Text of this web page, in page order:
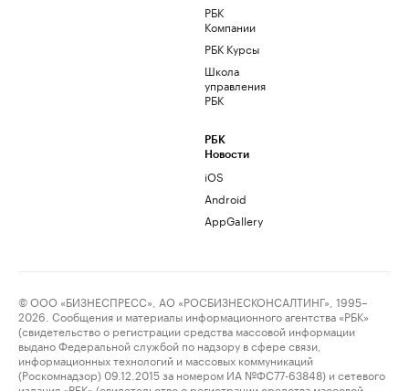
РБК
Компании
РБК Курсы
Школа
управления
РБК
РБК
Новости
iOS
Android
AppGallery
© ООО «БИЗНЕСПРЕСС», АО «РОСБИЗНЕСКОНСАЛТИНГ», 1995–
2026. Сообщения и материалы информационного агентства «РБК»
(свидетельство о регистрации средства массовой информации
выдано Федеральной службой по надзору в сфере связи,
информационных технологий и массовых коммуникаций
(Роскомнадзор) 09.12.2015 за номером ИА №ФС77-63848) и сетевого